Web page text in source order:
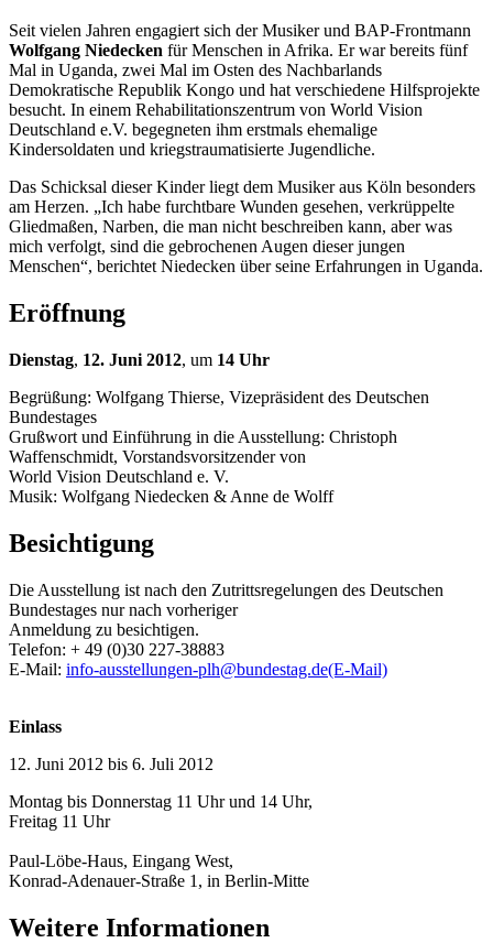
Seit vielen Jahren engagiert sich der Musiker und BAP-Frontmann
Wolfgang Niedecken für Menschen in Afrika. Er war bereits fünf
Mal in Uganda, zwei Mal im Osten des Nachbarlands
Demokratische Republik Kongo und hat verschiedene Hilfsprojekte
besucht. In einem Rehabilitationszentrum von World Vision
Deutschland e.V. begegneten ihm erstmals ehemalige
Kindersoldaten und kriegstraumatisierte Jugendliche.
Das Schicksal dieser Kinder liegt dem Musiker aus Köln besonders
am Herzen. „Ich habe furchtbare Wunden gesehen, verkrüppelte
Gliedmaßen, Narben, die man nicht beschreiben kann, aber was
mich verfolgt, sind die gebrochenen Augen dieser jungen
Menschen“, berichtet Niedecken über seine Erfahrungen in Uganda.
Eröffnung
Dienstag, 12. Juni 2012, um 14 Uhr
Begrüßung: Wolfgang Thierse, Vizepräsident des Deutschen
Bundestages
Grußwort und Einführung in die Ausstellung: Christoph
Waffenschmidt, Vorstandsvorsitzender von
World Vision Deutschland e. V.
Musik: Wolfgang Niedecken & Anne de Wolff
Besichtigung
Die Ausstellung ist nach den Zutrittsregelungen des Deutschen
Bundestages nur nach vorheriger
Anmeldung zu besichtigen.
Telefon: + 49 (0)30 227-38883
E-Mail: info-ausstellungen-plh@bundestag.de(E-Mail)
Einlass
12. Juni 2012 bis 6. Juli 2012
Montag bis Donnerstag 11 Uhr und 14 Uhr,
Freitag 11 Uhr
Paul-Löbe-Haus, Eingang West,
Konrad-Adenauer-Straße 1, in Berlin-Mitte
Weitere Informationen